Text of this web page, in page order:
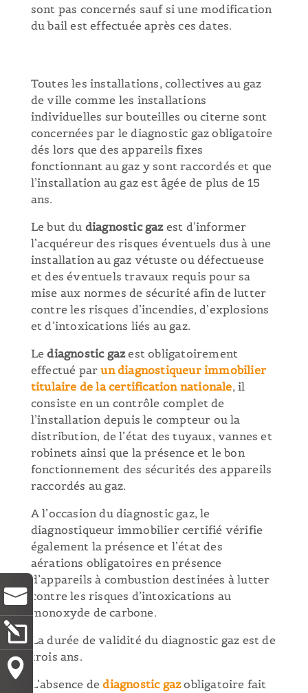
sont pas concernés sauf si une modification
du bail est effectuée après ces dates.
Toutes les installations, collectives au gaz
de ville comme les installations
individuelles sur bouteilles ou citerne sont
concernées par le diagnostic gaz obligatoire
dés lors que des appareils fixes
fonctionnant au gaz y sont raccordés et que
l’installation au gaz est âgée de plus de 15
ans.
Le but du diagnostic gaz est d’informer
l’acquéreur des risques éventuels dus à une
installation au gaz vétuste ou défectueuse
et des éventuels travaux requis pour sa
mise aux normes de sécurité afin de lutter
contre les risques d’incendies, d’explosions
et d’intoxications liés au gaz.
Lediagnostic gazest obligatoirement
effectué parun diagnostiqueur immobilier
titulaire de la certification nationale, il
consiste en un contrôle complet de
l’installation depuis le compteur ou la
distribution, de l’état des tuyaux, vannes et
robinets ainsi que la présence et le bon
fonctionnement des sécurités des appareils
raccordés au gaz.
A l’occasion du diagnostic gaz, le
diagnostiqueur immobilier certifié vérifie
également la présence et l’état des
aérations obligatoires en présence
d’appareils à combustion destinées à lutter
contre les risques d’intoxications au
monoxyde de carbone.
La durée de validité du diagnostic gaz est de
trois ans.
L’absence de diagnostic gazobligatoire fait